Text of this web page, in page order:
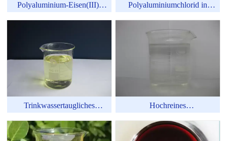
Polyaluminium-Eisen(III)-
chlorid
Polyaluminiumchlorid in
Industriequalität
Trinkwassertaugliches
Polyaluminiumchlorid
Hochreines
Polyaluminiumchlorid